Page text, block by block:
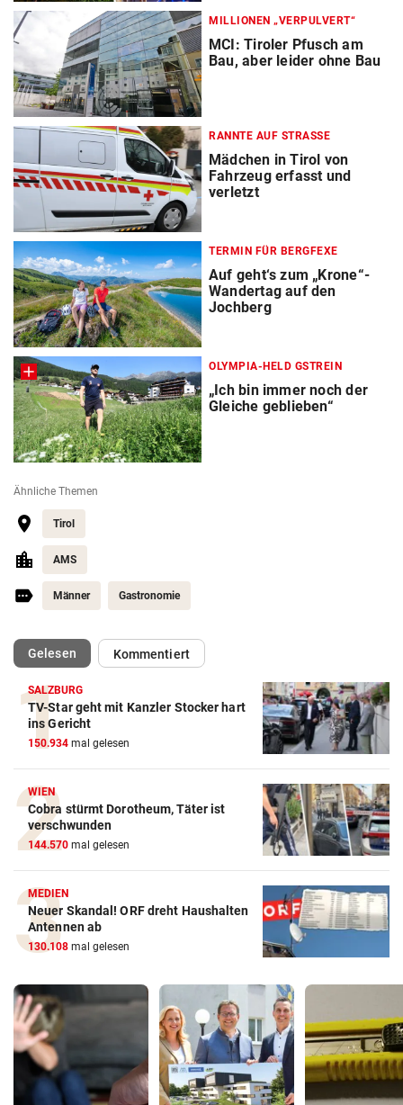
MILLIONEN „VERPULVERT“
MCI: Tiroler Pfusch am
Bau, aber leider ohne Bau
RANNTE AUF STRASSE
Mädchen in Tirol von
Fahrzeug erfasst und
verletzt
TERMIN FÜR BERGFEXE
Auf geht‘s zum „Krone“-
Wandertag auf den
Jochberg
OLYMPIA-HELD GSTREIN
„Ich bin immer noch der
Gleiche geblieben“
Ähnliche Themen
Tirol
AMS
Männer Gastronomie
Gelesen(ausgewählt)Kommentiert
SALZBURG
TV-Star geht mit Kanzler Stocker hart
ins Gericht
150.934 mal gelesen
WIEN
Cobra stürmt Dorotheum, Täter ist
verschwunden
144.570 mal gelesen
MEDIEN
Neuer Skandal! ORF dreht Haushalten
Antennen ab
130.108 mal gelesen